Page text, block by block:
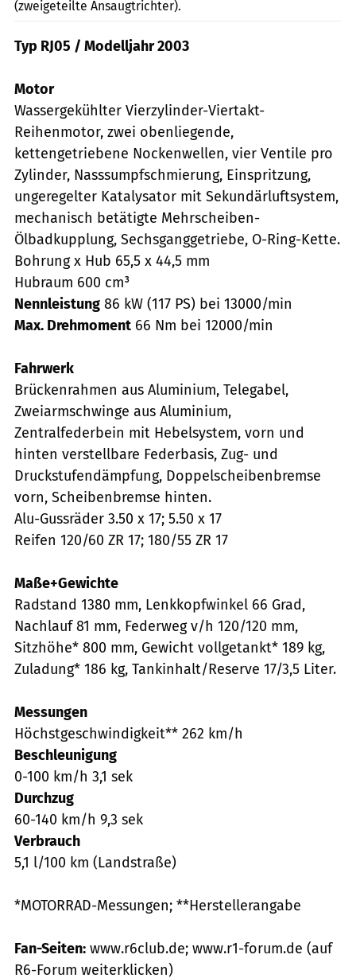
(zweigeteilte Ansaugtrichter).
Typ RJ05 / Modelljahr 2003
Motor
Wassergekühlter Vierzylinder-Viertakt-
Reihenmotor, zwei obenliegende,
kettengetriebene Nockenwellen, vier Ventile pro
Zylinder, Nasssumpfschmierung, Einspritzung,
ungeregelter Katalysator mit Sekundärluftsystem,
mechanisch betätigte Mehrscheiben-
Ölbadkupplung, Sechsganggetriebe, O-Ring-Kette.
Bohrung x Hub 65,5 x 44,5 mm
Hubraum 600 cm³
Nennleistung 86 kW (117 PS) bei 13000/min
Max. Drehmoment 66 Nm bei 12000/min
Fahrwerk
Brückenrahmen aus Aluminium, Telegabel,
Zweiarmschwinge aus Aluminium,
Zentralfederbein mit Hebelsystem, vorn und
hinten verstellbare Federbasis, Zug- und
Druckstufendämpfung, Doppelscheibenbremse
vorn, Scheibenbremse hinten.
Alu-Gussräder 3.50 x 17; 5.50 x 17
Reifen 120/60 ZR 17; 180/55 ZR 17
Maße+Gewichte
Radstand 1380 mm, Lenkkopfwinkel 66 Grad,
Nachlauf 81 mm, Federweg v/h 120/120 mm,
Sitzhöhe* 800 mm, Gewicht vollgetankt* 189 kg,
Zuladung* 186 kg, Tankinhalt/Reserve 17/3,5 Liter.
Messungen
Höchstgeschwindigkeit** 262 km/h
Beschleunigung
0-100 km/h 3,1 sek
Durchzug
60-140 km/h 9,3 sek
Verbrauch
5,1 l/100 km (Landstraße)
*MOTORRAD-Messungen; **Herstellerangabe
Fan-Seiten: www.r6club.de; www.r1-forum.de (auf
R6-Forum weiterklicken)